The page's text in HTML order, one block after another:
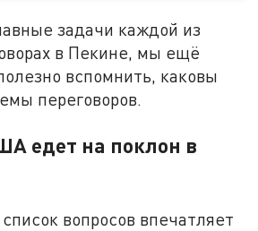
задачи каждой из
в Пекине, мы ещё
вспомнить, каковы
переговоров.
едет на поклон в
вопросов впечатляет